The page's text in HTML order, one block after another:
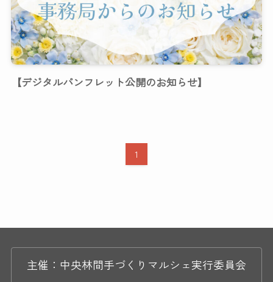
【デジタルパンフレット公開のお知らせ】
1
主催：中央林間手づくりマルシェ実行委員会